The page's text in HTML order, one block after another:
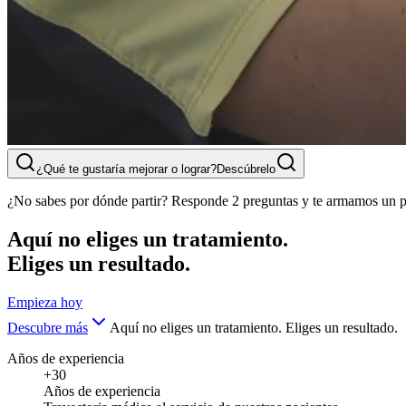
¿Qué te gustaría mejorar o lograr?Descúbrelo
¿No sabes por dónde partir? Responde 2 preguntas y te armamos un
Aquí no eliges un tratamiento.
Eliges un resultado.
Empieza hoy
Descubre más
Aquí no eliges un tratamiento. Eliges un resultado.
Años de experiencia
+30
Años de experiencia